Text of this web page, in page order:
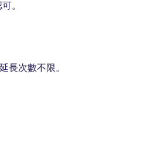
。
長次數不限。